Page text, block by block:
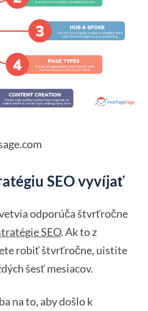
SEO vyvíjať
odporúča štvrťročne
SEO. Ak to z
robiť štvrťročne, uistite
šesť mesiacov.
na to, aby došlo k